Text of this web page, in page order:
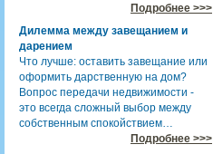
Подробнее >>>
Дилемма между завещанием и
дарением
Что лучше: оставить завещание или
оформить дарственную на дом?
Вопрос передачи недвижимости -
это всегда сложный выбор между
собственным спокойствием…
Подробнее >>>